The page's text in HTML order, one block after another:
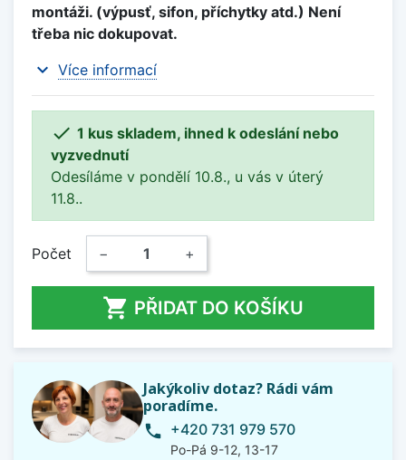
montáži. (výpusť, sifon, příchytky atd.) Není
třeba nic dokupovat.
expand_more Více informací
 1 kus skladem, ihned k odeslání nebo
vyzvednutí
Odesíláme v pondělí 10.8., u vás v úterý
11.8..
Počet − +
 PŘIDAT DO KOŠÍKU
Jakýkoliv dotaz? Rádi vám
poradíme.
phone +420 731 979 570
Po-Pá 9-12, 13-17